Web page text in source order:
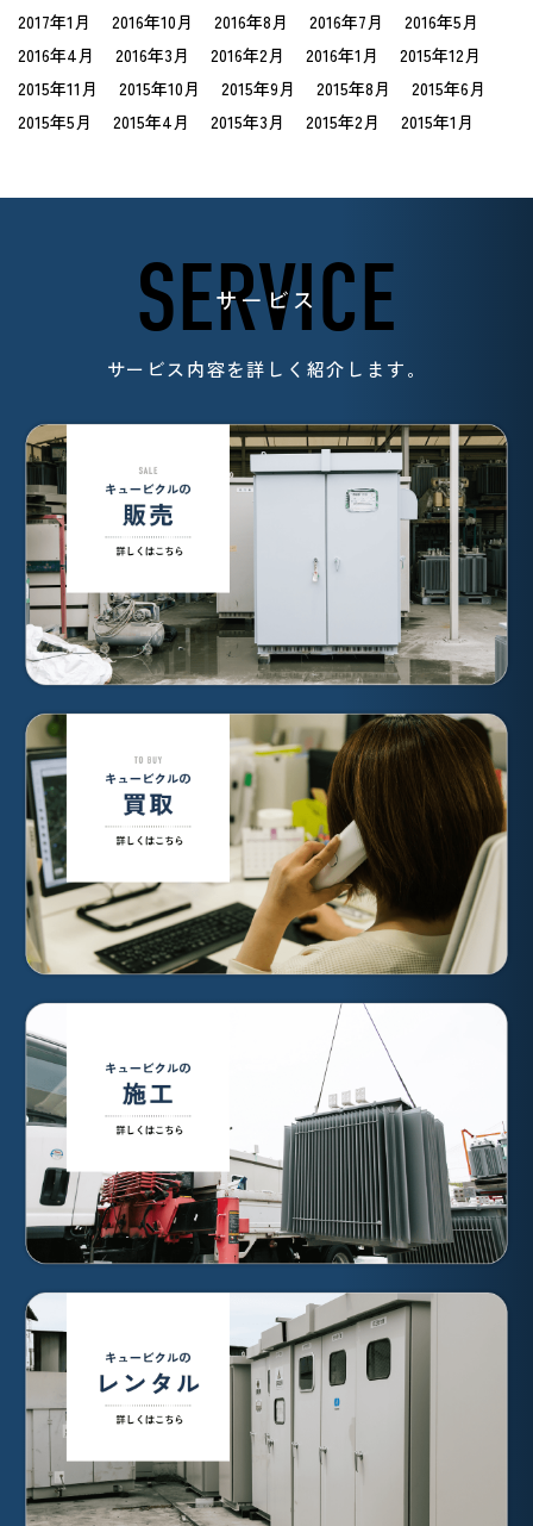
2017年1月 2016年10月 2016年8月 2016年7月
2016年5月
2016年4月
2016年3月 2016年2月 2016年1月
2015年12月
2015年11月
2015年10月 2015年9月 2015年8月
2015年6月
2015年5月
2015年4月 2015年3月 2015年2月 2015年1月
SERVICE
サービス
サービス内容を詳しく紹介します。